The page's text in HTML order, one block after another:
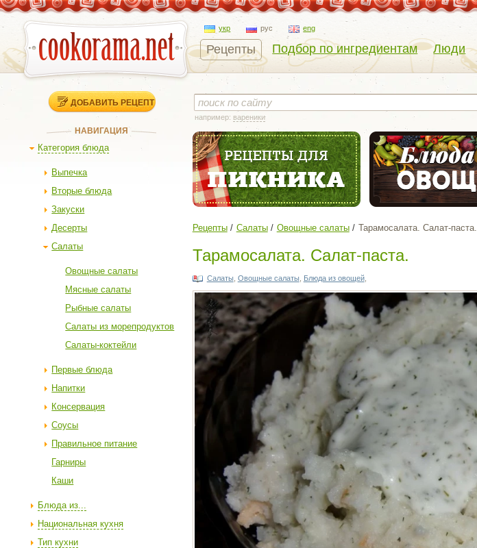
укр рус eng
Рецепты Подбор по ингредиентам Люди
ДОБАВИТЬ РЕЦЕПТ
НАВИГАЦИЯ
Категория блюда
Выпечка
Вторые блюда
Закуски
Десерты
Салаты
Овощные салаты
Мясные салаты
Рыбные салаты
Салаты из морепродуктов
Салаты-коктейли
Первые блюда
Напитки
Консервация
Соусы
Правильное питание
Гарниры
Каши
Блюда из...
Национальная кухня
Тип кухни
например: вареники
Рецепты Салаты Овощные салаты Тарамосалата. Салат-паста.
Тарамосалата. Салат-паста.
Салаты Овощные салаты Блюда из овощей,